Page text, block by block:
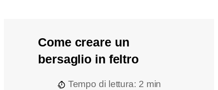
Come creare un
bersaglio in feltro
Tempo di lettura: 2 min